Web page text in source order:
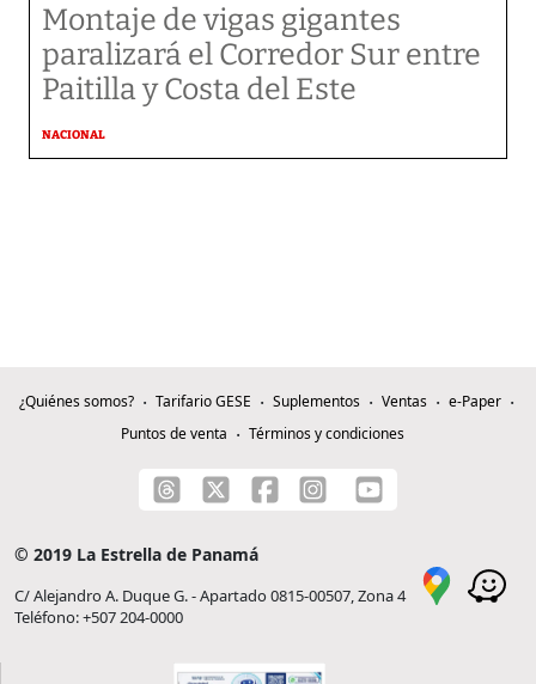
Montaje de vigas gigantes
paralizará el Corredor Sur entre
Paitilla y Costa del Este
NACIONAL
¿Quiénes somos? Tarifario GESE Suplementos Ventas
e-Paper
Puntos de venta
Términos y condiciones
© 2019 La Estrella de Panamá
C/ Alejandro A. Duque G. - Apartado 0815-00507, Zona 4
Teléfono: +507 204-0000